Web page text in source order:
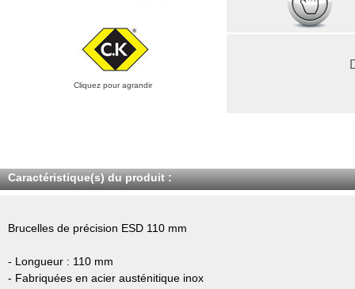
Cliquez pour agrandir
Caractéristique(s) du produit :
Brucelles de précision ESD 110 mm
- Longueur : 110 mm
- Fabriquées en acier austénitique inox